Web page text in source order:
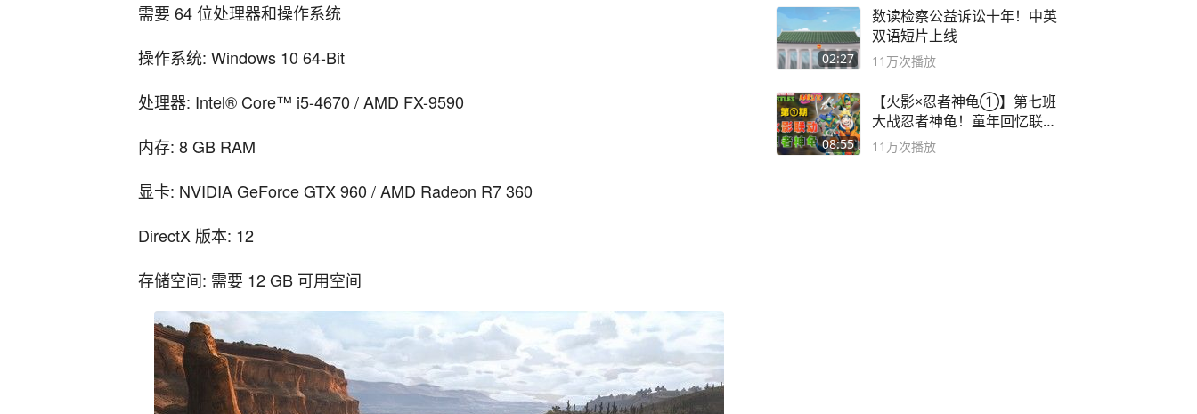
需要 64 位处理器和操作系统
操作系统: Windows 10 64-Bit
处理器: Intel® Core™ i5-4670 / AMD FX-9590
内存: 8 GB RAM
显卡: NVIDIA GeForce GTX 960 / AMD Radeon R7 360
DirectX 版本: 12
存储空间: 需要 12 GB 可用空间
02:27
数读检察公益诉讼十年！中英
双语短片上线
11万次播放
08:55
【火影×忍者神龟①】第七班
大战忍者神龟！童年回忆联动
论武？
11万次播放